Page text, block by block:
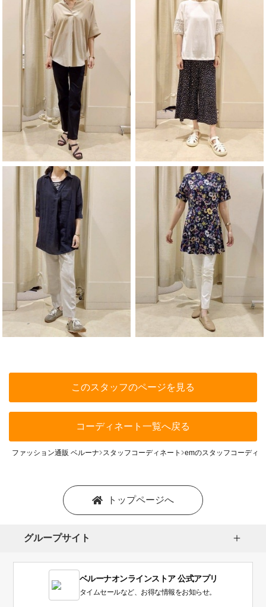
このスタッフのページを見る
コーディネート一覧へ戻る
ファッション通販 ベルーナ スタッフコーディネート emのスタッフコーディ
トップページへ
グループサイト
ベルーナオンラインストア 公式アプリ
タイムセールなど、お得な情報をお知らせ。